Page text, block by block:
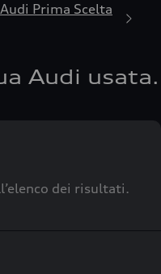
Prima Scelta
Audi usata.
dei risultati.